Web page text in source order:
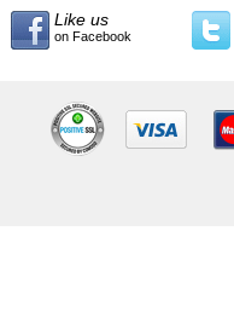
Like us
on Facebook